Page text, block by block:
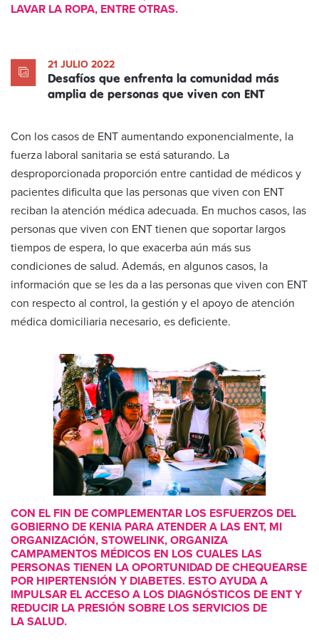
LAVAR LA ROPA, ENTRE OTRAS.
21 JULIO 2022
Desafíos que enfrenta la comunidad más
amplia de personas que viven con ENT
Con los casos de ENT aumentando exponencialmente, la
fuerza laboral sanitaria se está saturando. La
desproporcionada proporción entre cantidad de médicos y
pacientes dificulta que las personas que viven con ENT
reciban la atención médica adecuada. En muchos casos, las
personas que viven con ENT tienen que soportar largos
tiempos de espera, lo que exacerba aún más sus
condiciones de salud. Además, en algunos casos, la
información que se les da a las personas que viven con ENT
con respecto al control, la gestión y el apoyo de atención
médica domiciliaria necesario, es deficiente.
CON EL FIN DE COMPLEMENTAR LOS ESFUERZOS DEL
GOBIERNO DE KENIA PARA ATENDER A LAS ENT, MI
ORGANIZACIÓN, STOWELINK, ORGANIZA
CAMPAMENTOS MÉDICOS EN LOS CUALES LAS
PERSONAS TIENEN LA OPORTUNIDAD DE CHEQUEARSE
POR HIPERTENSIÓN Y DIABETES. ESTO AYUDA A
IMPULSAR EL ACCESO A LOS DIAGNÓSTICOS DE ENT Y
REDUCIR LA PRESIÓN SOBRE LOS SERVICIOS DE
LA SALUD.